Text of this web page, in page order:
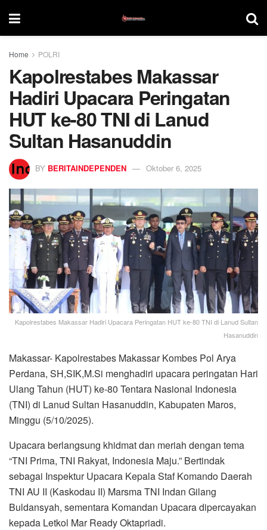
Home POLRI
Kapolrestabes Makassar
Hadiri Upacara Peringatan
HUT ke-80 TNI di Lanud
Sultan Hasanuddin
BY BERITAINDEPENDEN Oktober 6, 2025
Kapolrestabes Makassar Hadiri Upacara Peringatan HUT ke-80 TNI di Lanud Sultan
Hasanuddin
Makassar- Kapolrestabes Makassar Kombes Pol Arya
Perdana, SH,SIK,M.Si menghadiri upacara peringatan Hari
Ulang Tahun (HUT) ke-80 Tentara Nasional Indonesia
(TNI) di Lanud Sultan Hasanuddin, Kabupaten Maros,
Minggu (5/10/2025).
Upacara berlangsung khidmat dan meriah dengan tema
“TNI Prima, TNI Rakyat, Indonesia Maju.” Bertindak
sebagai Inspektur Upacara Kepala Staf Komando Daerah
TNI AU II (Kaskodau II) Marsma TNI Indan Gilang
Buldansyah, sementara Komandan Upacara dipercayakan
kepada Letkol Mar Ready Oktapriadi.